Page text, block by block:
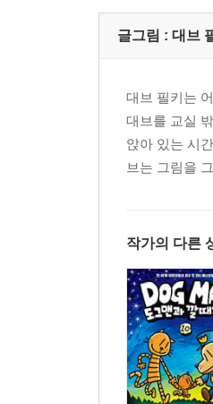
글그림 : 대브
대브 필키는
대브를 교실
앉아 있는 시
브는 그림을
작가의 다른